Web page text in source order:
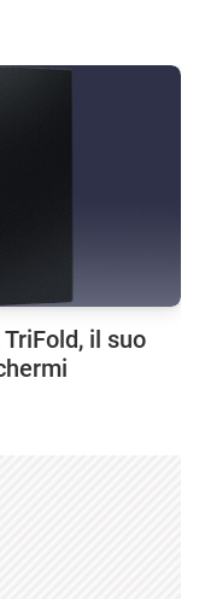
il suo